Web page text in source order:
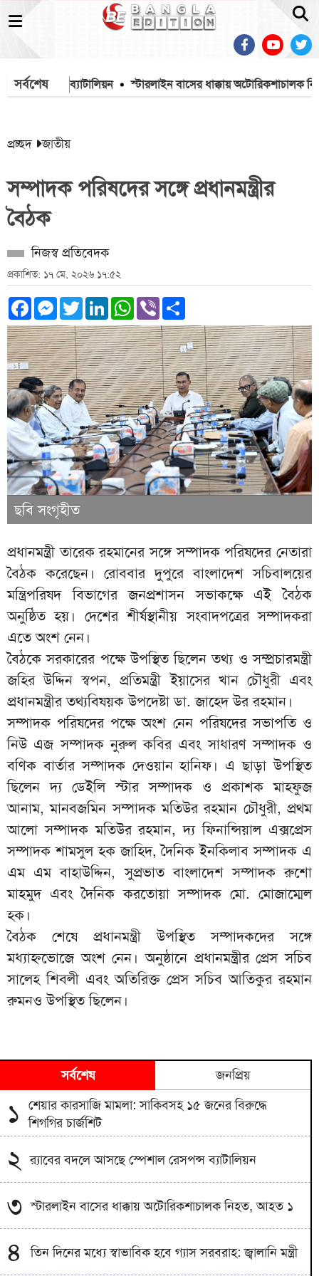
সর্বশেষ
রেসপন্স ব্যাটালিয়ন স্টারলাইন বাসের ধাক্কায় অটোরিকশাচালক
প্রচ্ছদ জাতীয়
সম্পাদক পরিষদের সঙ্গে প্রধানমন্ত্রীর
বৈঠক
নিজস্ব প্রতিবেদক
প্রকাশিত: ১৭ মে, ২০২৬ ১৭:৫২
Facebook
Messenger
TwitterLinkedInWhatsApp
Viber
ছবি সংগৃহীত
প্রধানমন্ত্রী তারেক রহমানের সঙ্গে সম্পাদক পরিষদের নেতারা
বৈঠক করেছেন। রোববার দুপুরে বাংলাদেশ সচিবালয়ের
মন্ত্রিপরিষদ বিভাগের জনপ্রশাসন সভাকক্ষে এই বৈঠক
অনুষ্ঠিত হয়। দেশের শীর্ষস্থানীয় সংবাদপত্রের সম্পাদকরা
এতে অংশ নেন।
বৈঠকে সরকারের পক্ষে উপস্থিত ছিলেন তথ্য ও সম্প্রচারমন্ত্রী
জহির উদ্দিন স্বপন, প্রতিমন্ত্রী ইয়াসের খান চৌধুরী এবং
প্রধানমন্ত্রীর তথ্যবিষয়ক উপদেষ্টা ডা. জাহেদ উর রহমান।
সম্পাদক পরিষদের পক্ষে অংশ নেন পরিষদের সভাপতি ও
নিউ এজ সম্পাদক নুরুল কবির এবং সাধারণ সম্পাদক ও
বণিক বার্তার সম্পাদক দেওয়ান হানিফ। এ ছাড়া উপস্থিত
ছিলেন দ্য ডেইলি স্টার সম্পাদক ও প্রকাশক মাহফুজ
আনাম, মানবজমিন সম্পাদক মতিউর রহমান চৌধুরী, প্রথম
আলো সম্পাদক মতিউর রহমান, দ্য ফিনান্সিয়াল এক্সপ্রেস
সম্পাদক শামসুল হক জাহিদ, দৈনিক ইনকিলাব সম্পাদক এ
এম এম বাহাউদ্দিন, সুপ্রভাত বাংলাদেশ সম্পাদক রুশো
মাহমুদ এবং দৈনিক করতোয়া সম্পাদক মো. মোজাম্মেল
হক।
বৈঠক শেষে প্রধানমন্ত্রী উপস্থিত সম্পাদকদের সঙ্গে
মধ্যাহ্নভোজে অংশ নেন। অনুষ্ঠানে প্রধানমন্ত্রীর প্রেস সচিব
সালেহ শিবলী এবং অতিরিক্ত প্রেস সচিব আতিকুর রহমান
রুমনও উপস্থিত ছিলেন।
সর্বশেষ জনপ্রিয়
১ শেয়ার কারসাজি মামলা: সাকিবসহ ১৫ জনের বিরুদ্ধে
শিগগির চার্জশিট
২ র‌্যাবের বদলে আসছে স্পেশাল রেসপন্স ব্যাটালিয়ন
৩ স্টারলাইন বাসের ধাক্কায় অটোরিকশাচালক নিহত, আহত ১
৪ তিন দিনের মধ্যে স্বাভাবিক হবে গ্যাস সরবরাহ: জ্বালানি মন্ত্রী